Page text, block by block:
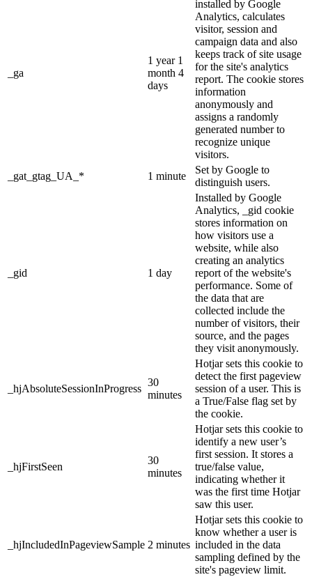
_ga
1 year 1
month 4
days
installed by Google
Analytics, calculates
visitor, session and
campaign data and also
keeps track of site usage
for the site's analytics
report. The cookie stores
information
anonymously and
assigns a randomly
generated number to
recognize unique
visitors.
_gat_gtag_UA_*
1 minute
Set by Google to
distinguish users.
_gid 1 day
Installed by Google
Analytics, _gid cookie
stores information on
how visitors use a
website, while also
creating an analytics
report of the website's
performance. Some of
the data that are
collected include the
number of visitors, their
source, and the pages
they visit anonymously.
_hjAbsoluteSessionInProgress
30
minutes
Hotjar sets this cookie to
detect the first pageview
session of a user. This is
a True/False flag set by
the cookie.
_hjFirstSeen
30
minutes
Hotjar sets this cookie to
identify a new user’s
first session. It stores a
true/false value,
indicating whether it
was the first time Hotjar
saw this user.
_hjIncludedInPageviewSample 2 minutes
Hotjar sets this cookie to
know whether a user is
included in the data
sampling defined by the
site's pageview limit.